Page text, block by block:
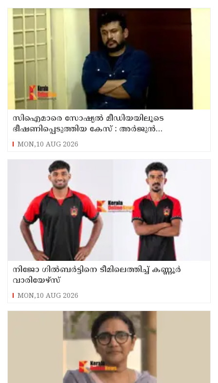
സിഐമാരെ സോഷ്യൽ മീഡിയയിലൂടെ
ഭീഷണിപ്പെടുത്തിയ കേസ് : അർജുൻ
ആയങ്കിയുടെ വീട്ടിൽ നിന്നും ലാപ്ടോപ്പ്
പിടിച്ചെടുത്ത്‌ പോലീസ്
MON,10 AUG 2026
നിജോ ഗിൽബർട്ടിനെ ടീമിലെത്തിച്ച് കണ്ണൂർ
വാരിയേഴ്സ്
MON,10 AUG 2026